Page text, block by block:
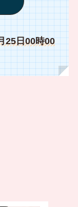
25日00時00